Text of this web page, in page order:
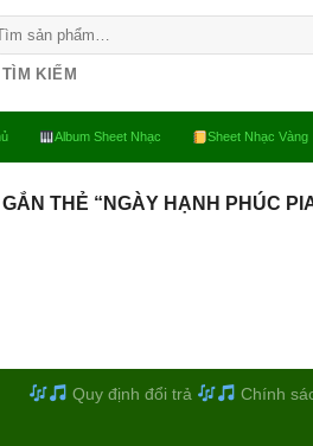
TÌM KIẾM
Album Sheet Nhạc Sheet Nhạc Vàng
THẺ “NGÀY HẠNH PHÚC
Quy định đổi trả Chính